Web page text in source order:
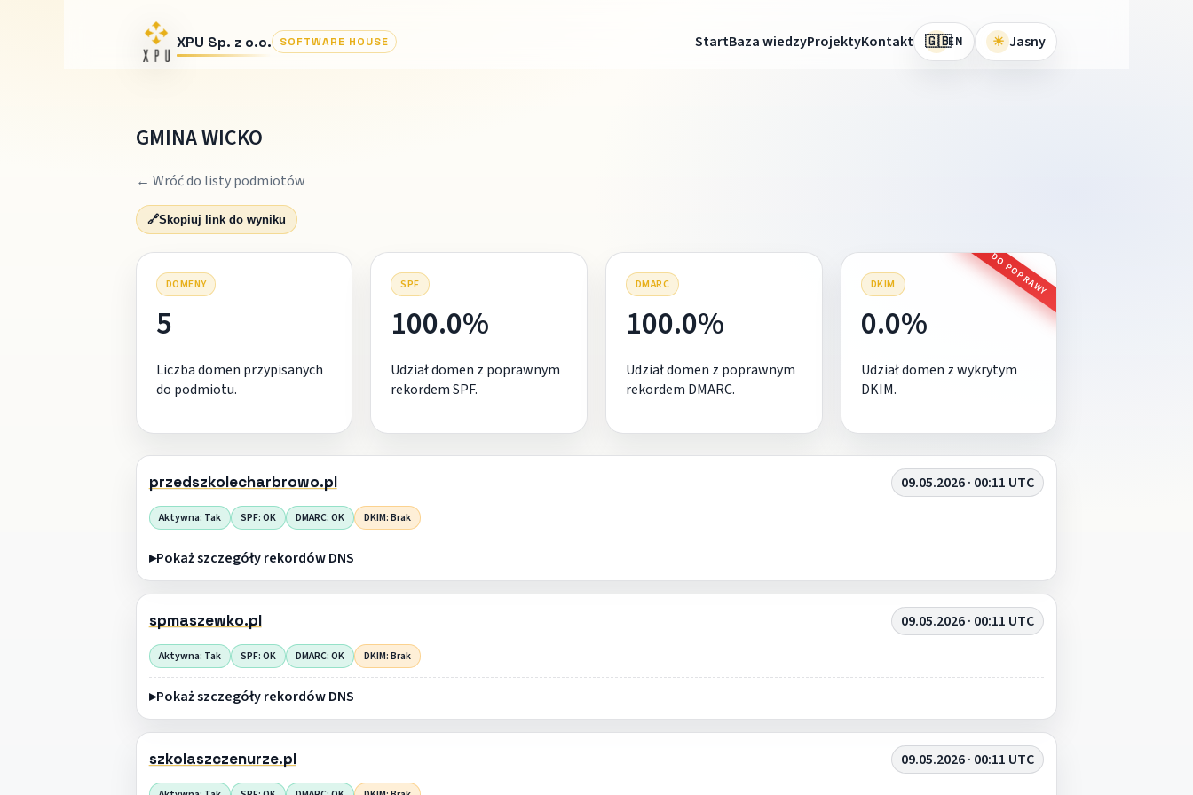
XPU Sp. z o.o. SOFTWARE HOUSE StartBaza wiedzyProjektyKontakt 🇬🇧EN ☀ Jasny
GMINA WICKO
← Wróć do listy podmiotów
🔗Skopiuj link do wyniku
DOMENY
5
Liczba domen przypisanych
do podmiotu.
SPF
100.0%
Udział domen z poprawnym
rekordem SPF.
DMARC
100.0%
Udział domen z poprawnym
rekordem DMARC.
DKIM DO POPRAWY
0.0%
Udział domen z wykrytym
DKIM.
przedszkolecharbrowo.pl 09.05.2026 · 00:11 UTC
Aktywna: Tak SPF: OK DMARC: OK DKIM: Brak
Pokaż szczegóły rekordów DNS
spmaszewko.pl 09.05.2026 · 00:11 UTC
Aktywna: Tak SPF: OK DMARC: OK DKIM: Brak
Pokaż szczegóły rekordów DNS
szkolaszczenurze.pl 09.05.2026 · 00:11 UTC